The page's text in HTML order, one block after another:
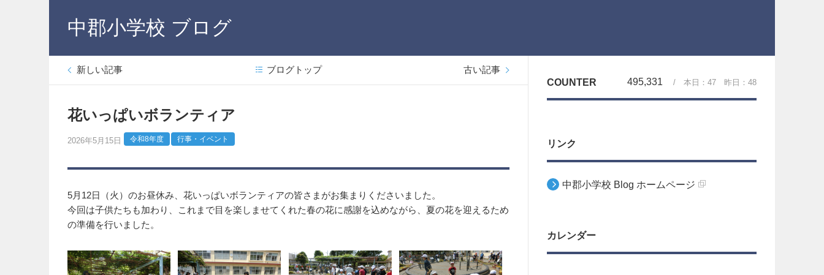
中郡小学校 ブログ
新しい記事 古い記事
ブログトップ
花いっぱいボランティア
2026年5月15日 令和8年度 行事・イベント
5月12日（火）のお昼休み、花いっぱいボランティアの皆さまがお集まりくださいました。
今回は子供たちも加わり、これまで目を楽しませてくれた春の花に感謝を込めながら、夏の花を迎えるため
の準備を行いました。
COUNTER 495,331 / 本日： 47 昨日： 48
リンク
中郡小学校 Blog ホームページ
カレンダー